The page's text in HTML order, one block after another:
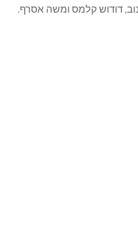
דודוש קלמס ומשה אסרף.